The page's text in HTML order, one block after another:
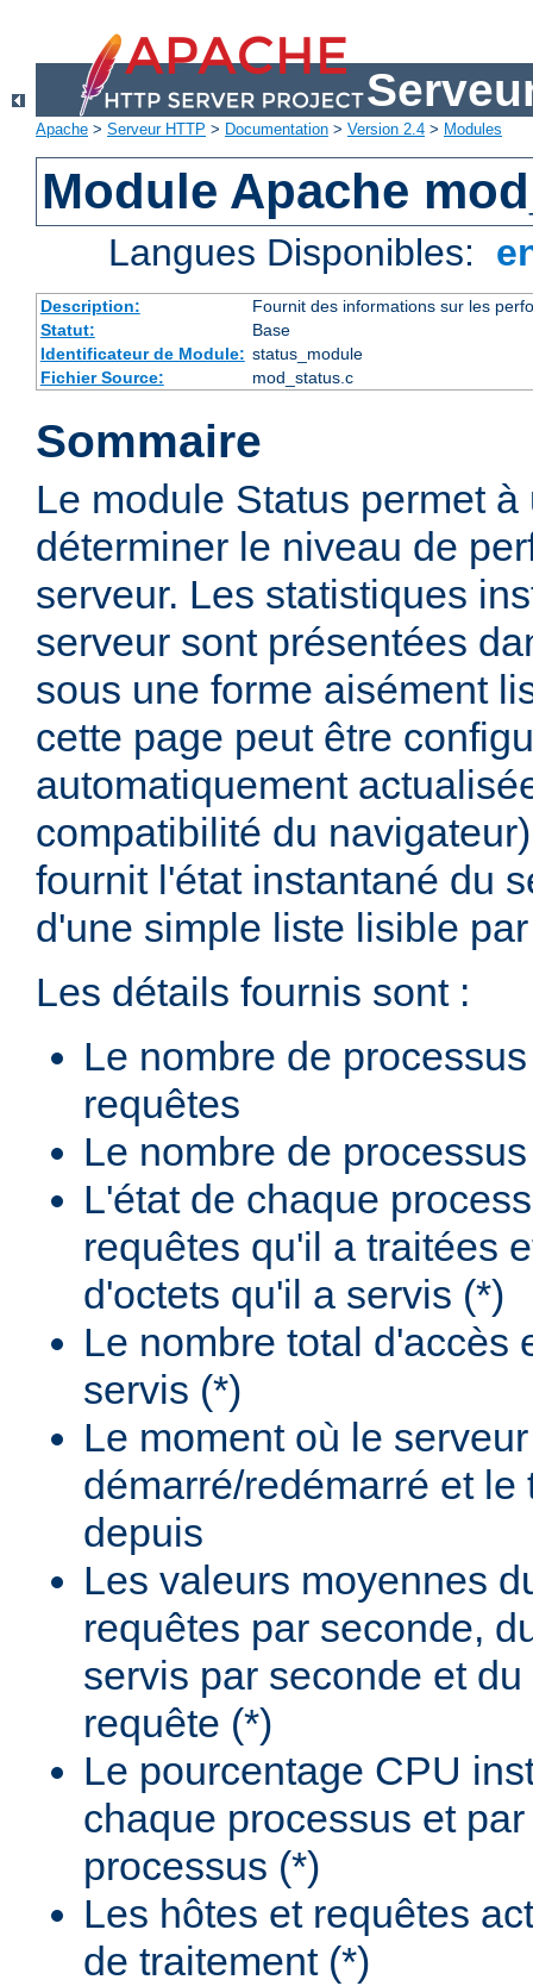
Apache > Serveur HTTP > Documentation > Version 2.4 > Modules
Module Apache
Langues Disponibles:
Description:
Fournit des informations sur les
Statut:
Base
Identificateur de Module: status_module
Fichier Source:
mod_status.c
Sommaire
Le module Status permet
déterminer le niveau de
serveur. Les statistiques
serveur sont présentées
sous une forme aisément
cette page peut être
automatiquement
compatibilité du
fournit l'état instantané du
d'une simple liste lisible
Les détails fournis sont :
Le nombre de
requêtes
Le nombre de
L'état de chaque
requêtes qu'il a traitées
d'octets qu'il a servis (*)
Le nombre total d'accès
servis (*)
Le moment où le
démarré/redémarré et le
depuis
Les valeurs moyennes
requêtes par seconde,
servis par seconde et
requête (*)
Le pourcentage CPU
chaque processus et
processus (*)
Les hôtes et requêtes
de traitement (*)